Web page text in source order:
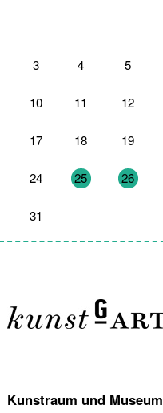
3 4 5
10 11 12
17 18 19
24 25 26
31
Kunstraum und Museum